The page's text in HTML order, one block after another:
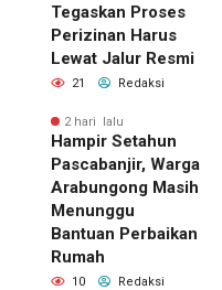
Tegaskan Proses
Perizinan Harus
Lewat Jalur Resmi
21 Redaksi
2 hari lalu
Hampir Setahun
Pascabanjir, Warga
Arabungong Masih
Menunggu
Bantuan Perbaikan
Rumah
10 Redaksi